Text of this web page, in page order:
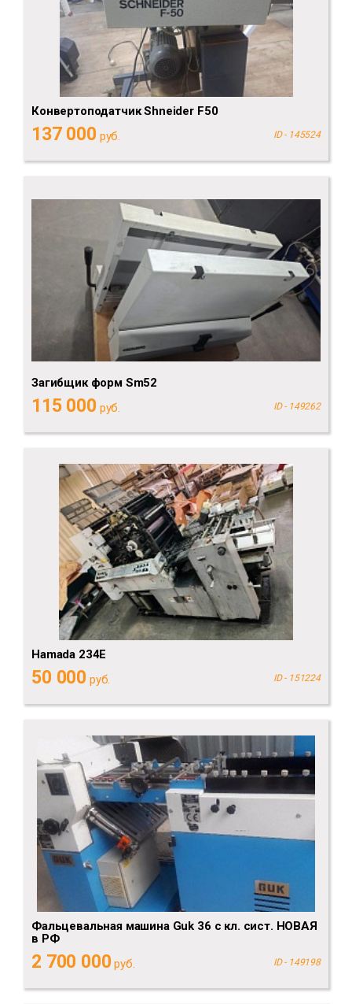
Конвертоподатчик Shneider F50
137 000 руб. ID - 145524
Загибщик форм Sm52
115 000 руб. ID - 149262
Hamada 234E
50 000 руб. ID - 151224
Фальцевальная машина Guk 36 с кл. сист. НОВАЯ
в РФ
2 700 000 руб. ID - 149198